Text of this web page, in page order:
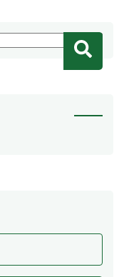
bir arama
herhangi bir